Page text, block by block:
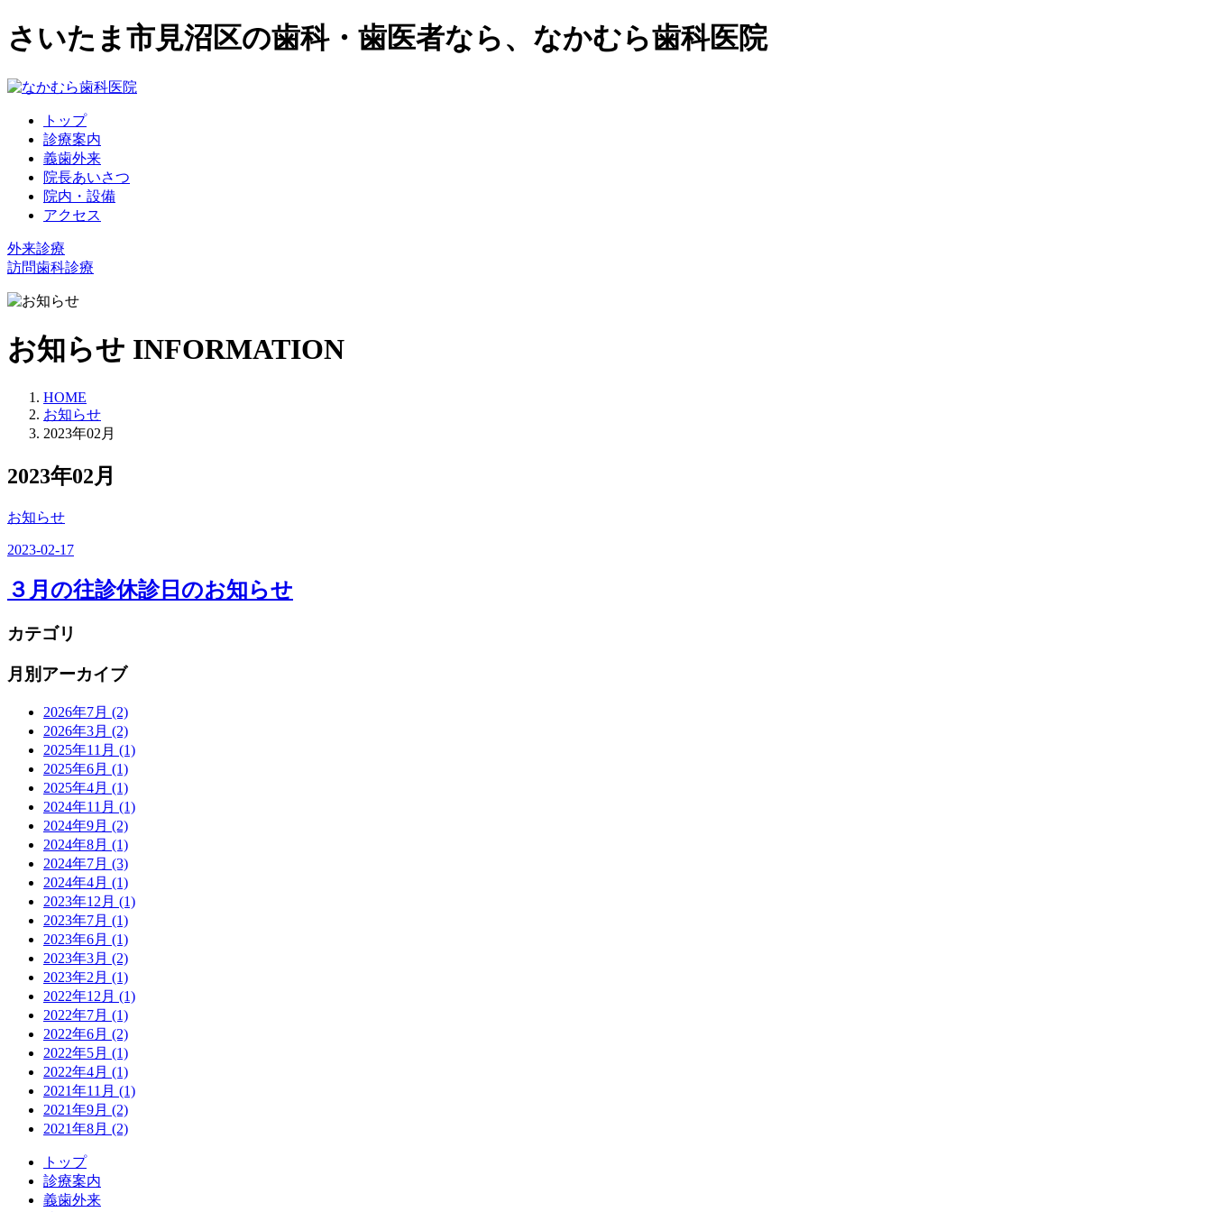
さいたま市見沼区の歯科・歯医者なら、なかむら歯科医院
トップ
診療案内
義歯外来
院長あいさつ
院内・設備
アクセス
外来診療
訪問歯科診療
お知らせ INFORMATION
HOME
お知らせ
2023年02月
2023年02月
お知らせ
2023-02-17
３月の往診休診日のお知らせ
カテゴリ
月別アーカイブ
2026年7月 (2)
2026年3月 (2)
2025年11月 (1)
2025年6月 (1)
2025年4月 (1)
2024年11月 (1)
2024年9月 (2)
2024年8月 (1)
2024年7月 (3)
2024年4月 (1)
2023年12月 (1)
2023年7月 (1)
2023年6月 (1)
2023年3月 (2)
2023年2月 (1)
2022年12月 (1)
2022年7月 (1)
2022年6月 (2)
2022年5月 (1)
2022年4月 (1)
2021年11月 (1)
2021年9月 (2)
2021年8月 (2)
トップ
診療案内
義歯外来